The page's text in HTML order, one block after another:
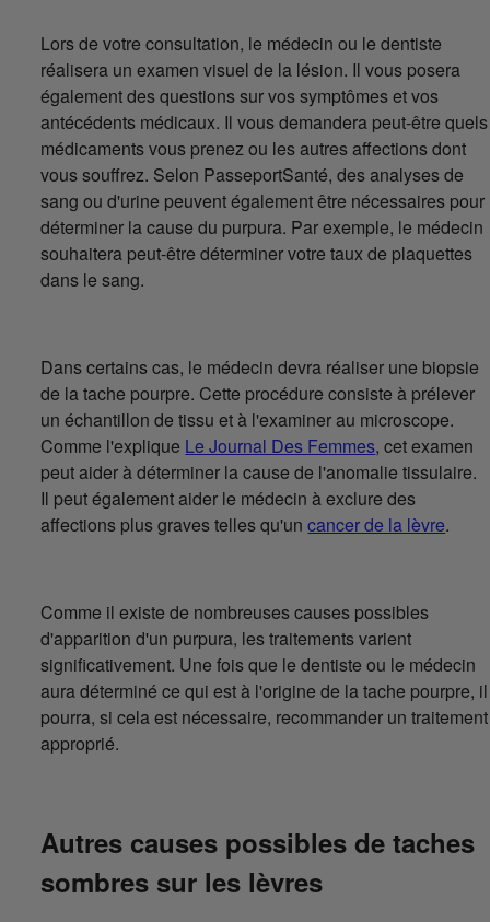
Lors de votre consultation, le médecin ou le dentiste
réalisera un examen visuel de la lésion. Il vous posera
également des questions sur vos symptômes et vos
antécédents médicaux. Il vous demandera peut-être quels
médicaments vous prenez ou les autres affections dont
vous souffrez. Selon PasseportSanté, des analyses de
sang ou d'urine peuvent également être nécessaires pour
déterminer la cause du purpura. Par exemple, le médecin
souhaitera peut-être déterminer votre taux de plaquettes
dans le sang.
Dans certains cas, le médecin devra réaliser une biopsie
de la tache pourpre. Cette procédure consiste à prélever
un échantillon de tissu et à l'examiner au microscope.
Comme l'explique Le Journal Des Femmes, cet examen
peut aider à déterminer la cause de l'anomalie tissulaire.
Il peut également aider le médecin à exclure des
affections plus graves telles qu'uncancer de la lèvre.
Comme il existe de nombreuses causes possibles
d'apparition d'un purpura, les traitements varient
significativement. Une fois que le dentiste ou le médecin
aura déterminé ce qui est à l'origine de la tache pourpre, il
pourra, si cela est nécessaire, recommander un traitement
approprié.
Autres causes possibles de taches
sombres sur les lèvres